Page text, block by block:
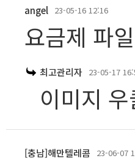
angel 23-05-16 12:16
요금제 파
최고관리자 23-05-17
이미지
[충남]해만텔레콤 23-06-07